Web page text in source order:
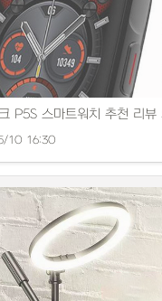
인기 상품을 객관적으로 소개합니
P5S 스마트워치 추천 리뷰
10 16:30